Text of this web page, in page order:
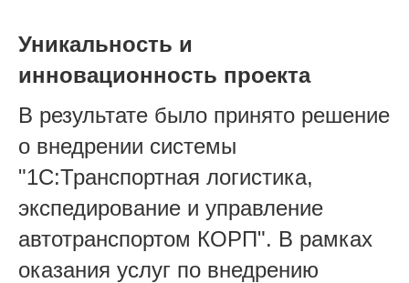
Уникальность и
инновационность проекта
В результате было принято решение
о внедрении системы
"1С:Транспортная логистика,
экспедирование и управление
автотранспортом КОРП". В рамках
оказания услуг по внедрению